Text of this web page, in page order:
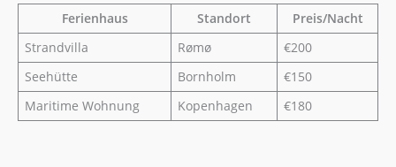
Ferienhaus Standort
Preis/Nacht
Strandvilla
Rømø
€200
Seehütte
Bornholm
€150
Maritime Wohnung
Kopenhagen €180